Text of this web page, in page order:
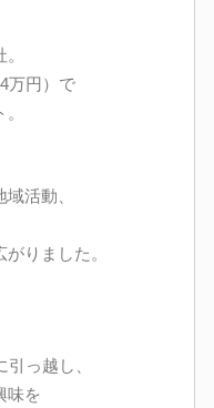
万円）で
活動、
りました。
っ越し、
味を